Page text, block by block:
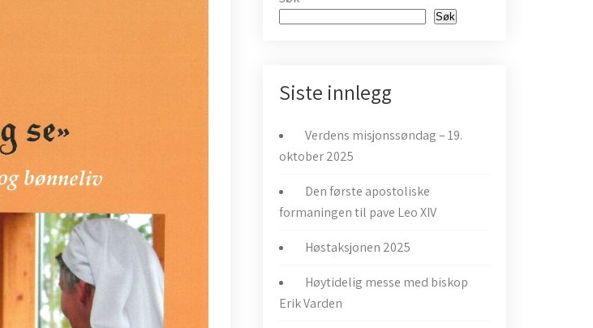
Søk
Siste innlegg
Verdens misjonssøndag – 19.
oktober 2025
Den første apostoliske
formaningen til pave Leo XIV
Høstaksjonen 2025
Høytidelig messe med biskop
Erik Varden